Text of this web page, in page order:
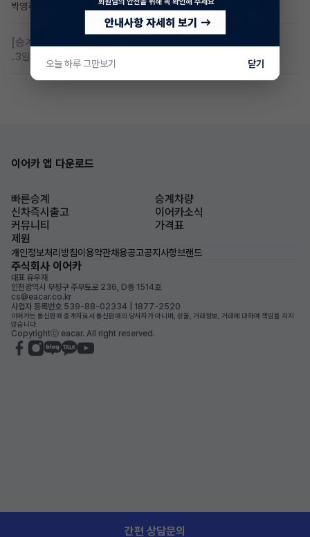
박영주🌸 조회 87댓글 7
[승계찾아줘]
..3일 전 조회 82
이어카 앱 다운로드
빠른승계
승계차량
신차즉시출고
이어카소식
커뮤니티
가격표
제원
개인정보처리방침이용약관채용공고공지사항브랜드
주식회사 이어카
대표 유우재
인천광역시 부평구 주부토로 236, D동 1514호
cs@eacar.co.kr
사업자 등록번호 539-88-02334 | 1877-2520
이어카는 통신판매 중개자로서 통신판매의 당사자가 아니며, 상품, 거래정보, 거래에 대하여 책임을 지지
않습니다.
Copyrightⓒ eacar. All right reserved.
간편 상담문의
오늘 하루 그만보기 닫기